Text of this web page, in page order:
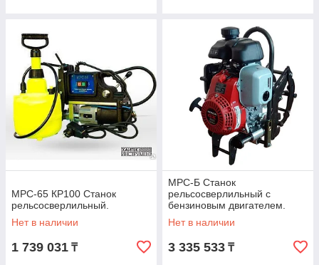
МРС-65 КР100 Станок
рельсосверлильный.
Нет в наличии
1 739 031 ₸
МРС-Б Станок
рельсосверлильный с
бензиновым двигателем.
Нет в наличии
3 335 533 ₸